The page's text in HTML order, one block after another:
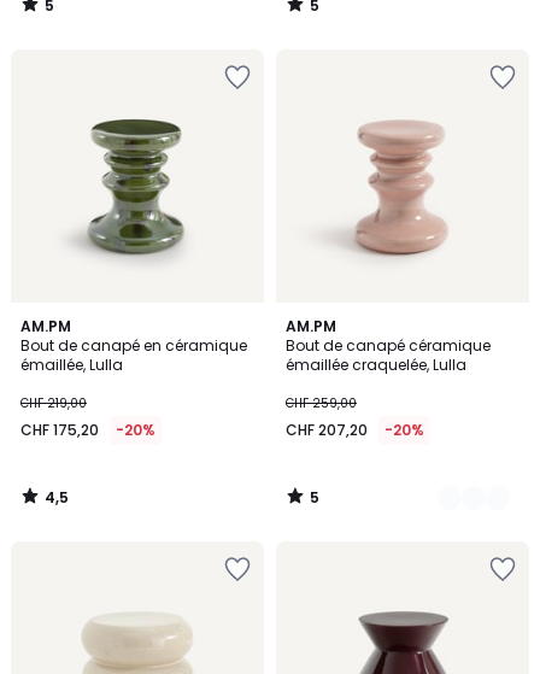
5
/
5
/
AM.PM
Bout de canapé en céramique
émaillée, Lulla
CHF 219,00
CHF 175,20 -20%
4,5
/ 5
4,5
/
AM.PM
Bout de canapé céramique
émaillée craquelée, Lulla
CHF 259,00
CHF 207,20 -20%
5
/
5
2
Couleurs
5
/